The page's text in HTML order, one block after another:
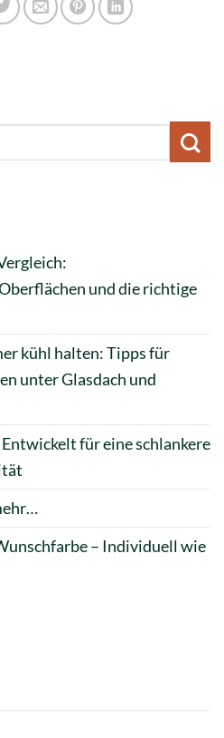
und die richtige
kühl halten: Tipps für
unter Glasdach und
für eine schlankere
– Individuell wie